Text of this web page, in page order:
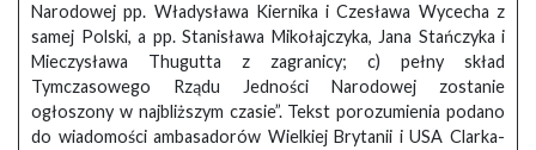
Narodowej pp. Władysława Kiernika i Czesława Wycecha z
samej Polski, a pp. Stanisława Mikołajczyka, Jana Stańczyka i
Mieczysława Thugutta z zagranicy; c) pełny skład
Tymczasowego Rządu Jedności Narodowej zostanie
ogłoszony w najbliższym czasie”. Tekst porozumienia podano
do wiadomości ambasadorów Wielkiej Brytanii i USA Clarka-